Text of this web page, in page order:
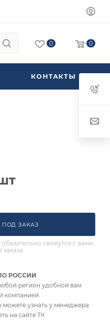
0 0
КОНТАКТЫ
ПОД ЗАКАЗ
свяжутся с вами
заказа
РОССИИ
регион удобной вам
компанией.
можете узнать у менеджера
на сайте ТК